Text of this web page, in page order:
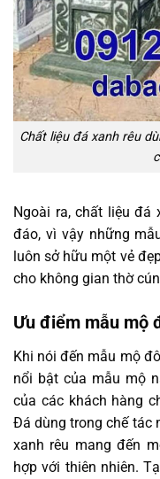
Chất liệu đá xanh rêu
Ngoài ra, chất liệu đá
đáo, vì vậy những
luôn sở hữu một vẻ
cho không gian thờ
Ưu điểm mẫu mộ
Khi nói đến mẫu mộ
nổi bật của mẫu mộ
của các khách hàng
Đá dùng trong chế tác
xanh rêu mang đến
hợp với thiên nhiên.